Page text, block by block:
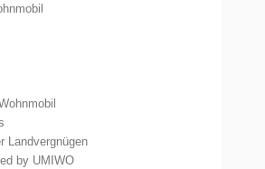
Landvergnügen
by UMIWO